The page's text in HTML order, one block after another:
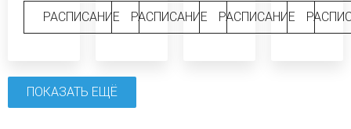
РАСПИСАНИЕ РАСПИСАНИЕ РАСПИСАНИЕ
ПОКАЗАТЬ ЕЩЁ